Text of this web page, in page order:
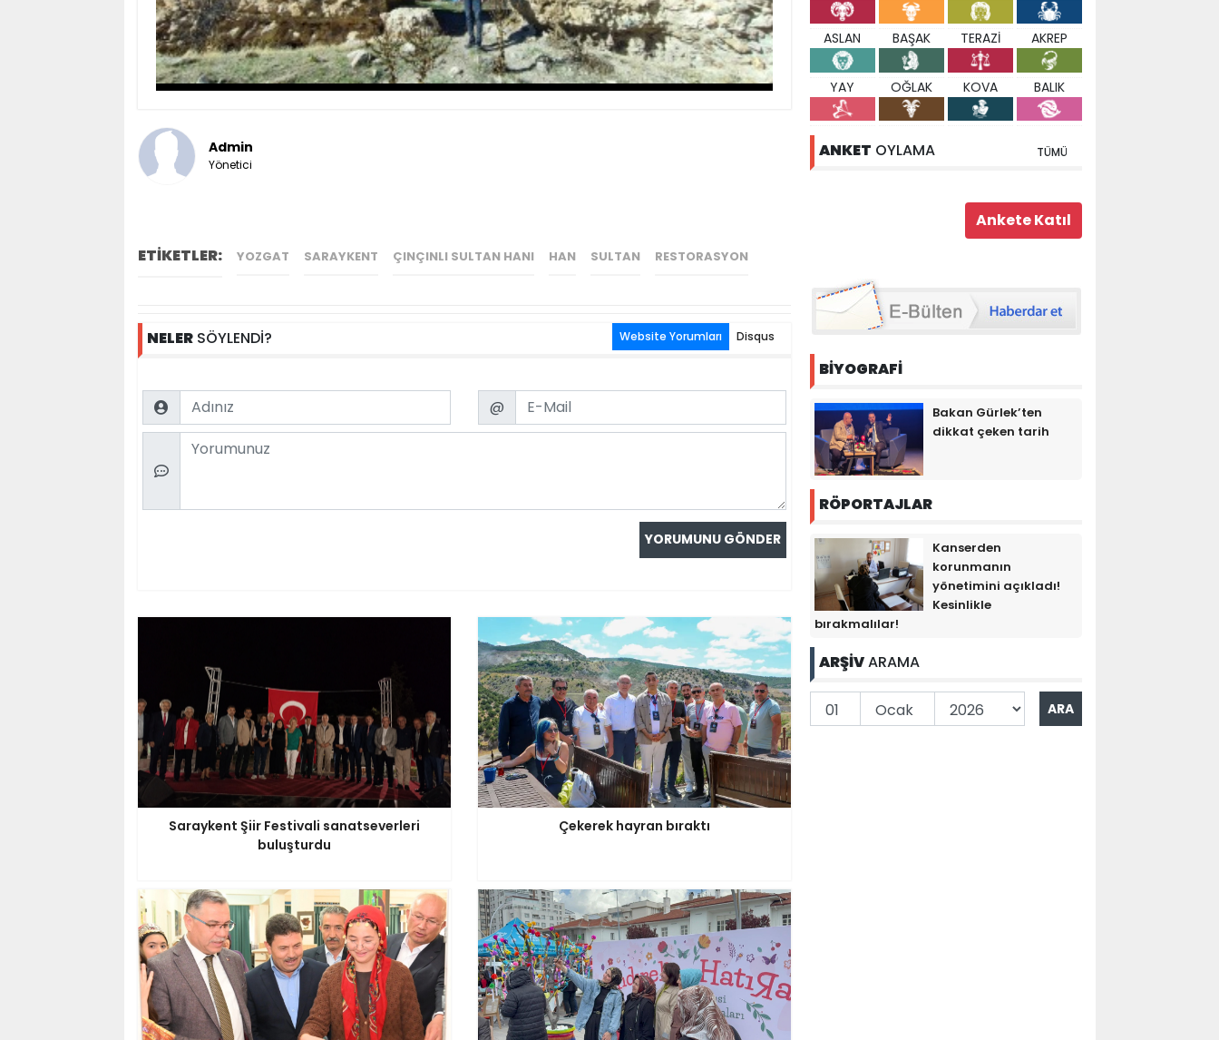
Admin
Yönetici
ETİKETLER: YOZGAT SARAYKENT ÇINÇINLI SULTAN HANI HAN SULTAN RESTORASYON
NELERSÖYLENDİ? Website Yorumları Disqus
Name Email
@
Comment
Saraykent Şiir Festivali sanatseverleri
buluşturdu
Çekerek hayran bıraktı
ASLAN BAŞAK TERAZİ AKREP
YAY OĞLAK KOVA BALIK
ANKET OYLAMA TÜMÜ
BİYOGRAFİ
Bakan Gürlek’ten
dikkat çeken tarih
RÖPORTAJLAR
Kanserden
korunmanın
yönetimini açıkladı!
Kesinlikle
bırakmalılar!
ARŞİVARAMA